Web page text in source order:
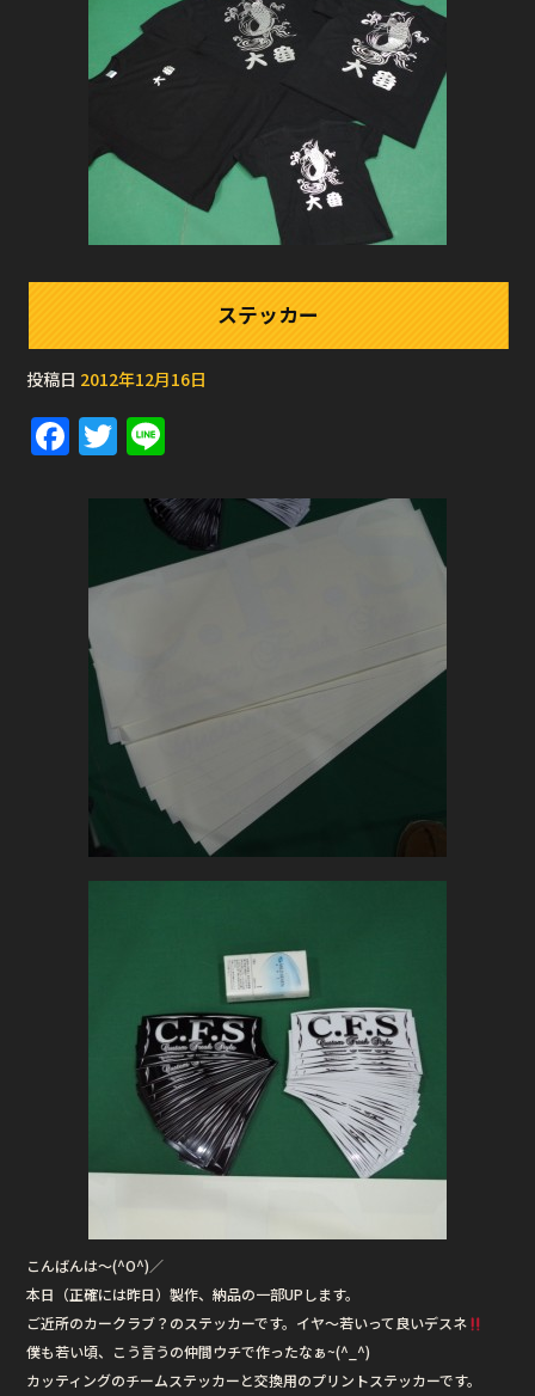
ステッカー
投稿日 2012年12月16日
F
c
b
o
o
T
it
r
e
こんばんは〜(^O^)／
本日（正確には昨日）製作、納品の一部UPします。
ご近所のカークラブ？のステッカーです。イヤ〜若いって良いデスネ
僕も若い頃、こう言うの仲間ウチで作ったなぁ~(^_^)
カッティングのチームステッカーと交換用のプリントステッカーです。